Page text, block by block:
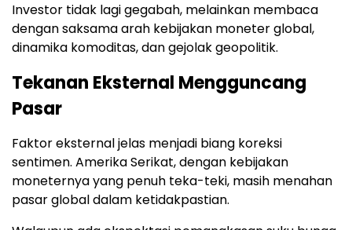
Investor tidak lagi gegabah, melainkan membaca
dengan saksama arah kebijakan moneter global,
dinamika komoditas, dan gejolak geopolitik.
Tekanan Eksternal Mengguncang
Pasar
Faktor eksternal jelas menjadi biang koreksi
sentimen. Amerika Serikat, dengan kebijakan
moneternya yang penuh teka-teki, masih menahan
pasar global dalam ketidakpastian.